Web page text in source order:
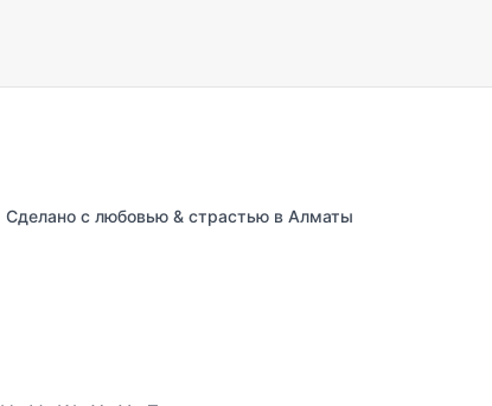
Сделано с любовью & страстью в Алматы